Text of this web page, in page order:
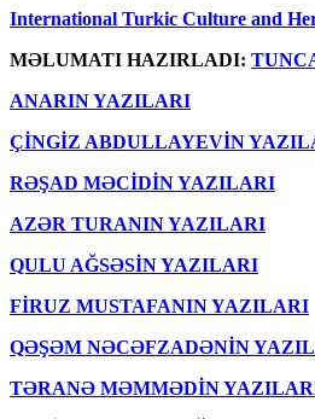
International Turkic Culture and
MƏLUMATI HAZIRLADI:
ANARIN YAZILARI
ÇİNGİZ ABDULLAYEVİN
RƏŞAD MƏCİDİN YAZILARI
AZƏR TURANIN YAZILARI
QULU AĞSƏSİN YAZILARI
FİRUZ MUSTAFANIN YAZILARI
QƏŞƏM NƏCƏFZADƏNİN
TƏRANƏ MƏMMƏDİN